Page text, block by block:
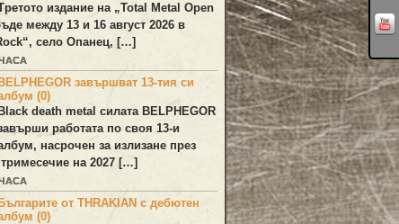
издание на „Total Metal Open
между 13 и 16 август 2026 в
село Опанец, […]
BELPHEGOR завършват 13-тия си
(0)
Black death metal силата BELPHEGOR
работата по своя 13-и
насрочен за излизане през
на 2027 […]
Българите от THRAKIAN с дебютен
(0)